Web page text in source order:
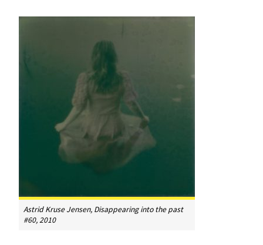
Astrid Kruse Jensen, Disappearing into the past
#60, 2010